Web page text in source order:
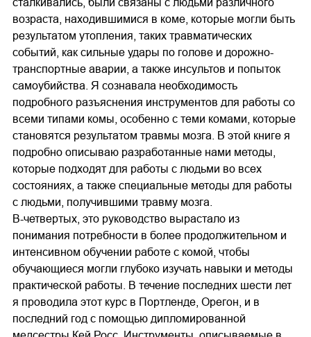
возраста, находившимися в коме, которые могли быть
результатом утопления, таких травматических
событий, как сильные удары по голове и дорожно-
транспортные аварии, а также инсультов и попыток
самоубийства. Я сознавала необходимость
подробного разъяснения инструментов для работы со
всеми типами комы, особенно с теми комами, которые
становятся результатом травмы мозга. В этой книге я
подробно описываю разработанные нами методы,
которые подходят для работы с людьми во всех
состояниях, а также специальные методы для работы
с людьми, получившими травму мозга.
В-четвертых, это руководство вырастало из
понимания потребности в более продолжительном и
интенсивном обучении работе с комой, чтобы
обучающиеся могли глубоко изучать навыки и методы
практической работы. В течение последних шести лет
я проводила этот курс в Портленде, Орегон, и в
последний год с помощью дипломированной